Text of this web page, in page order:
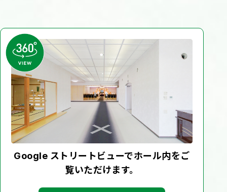
Google ストリートビューでホール内をご
覧いただけます。